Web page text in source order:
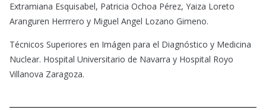
Extramiana Esquisabel, Patricia Ochoa Pérez, Yaiza Loreto
Aranguren Herrrero y Miguel Angel Lozano Gimeno.
Técnicos Superiores en Imágen para el Diagnóstico y Medicina
Nuclear. Hospital Universitario de Navarra y Hospital Royo
Villanova Zaragoza.